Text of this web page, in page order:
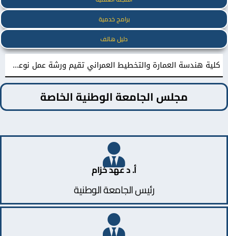
برامج خدمية
دليل هاتف
كلية هندسة العمارة والتخطيط العمراني تقيم ورشة عمل نوعية نحو إعداد مشاريع تخرج معمارية مميزة
مجلس الجامعة الوطنية الخاصة
أ. د عهد خزام
رئيس الجامعة الوطنية